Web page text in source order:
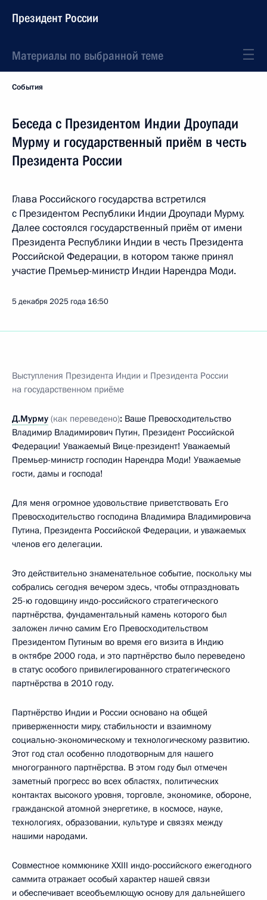
Президент России
Материалы по выбранной теме
События
Беседа с Президентом Индии Дроупади
Мурму и государственный приём в честь
Президента России
Глава Российского государства встретился
с Президентом Республики Индии Дроупади Мурму.
Далее состоялся государственный приём от имени
Президента Республики Индии в честь Президента
Российской Федерации, в котором также принял
участие Премьер-министр Индии Нарендра Моди.
5 декабря 2025 года 16:50
Выступления Президента Индии и Президента России
на государственном приёме
Д.Мурму (как переведено): Ваше Превосходительство
Владимир Владимирович Путин, Президент Российской
Федерации! Уважаемый Вице-президент! Уважаемый
Премьер-министр господин Нарендра Моди! Уважаемые
гости, дамы и господа!
Для меня огромное удовольствие приветствовать Его
Превосходительство господина Владимира Владимировича
Путина, Президента Российской Федерации, и уважаемых
членов его делегации.
Это действительно знаменательное событие, поскольку мы
собрались сегодня вечером здесь, чтобы отпраздновать
25-ю годовщину индо-российского стратегического
партнёрства, фундаментальный камень которого был
заложен лично самим Его Превосходительством
Президентом Путиным во время его визита в Индию
в октябре 2000 года, и это партнёрство было переведено
в статус особого привилегированного стратегического
партнёрства в 2010 году.
Партнёрство Индии и России основано на общей
приверженности миру, стабильности и взаимному
социально-экономическому и технологическому развитию.
Этот год стал особенно плодотворным для нашего
многогранного партнёрства. В этом году был отмечен
заметный прогресс во всех областях, политических
контактах высокого уровня, торговле, экономике, обороне,
гражданской атомной энергетике, в космосе, науке,
технологиях, образовании, культуре и связях между
нашими народами.
Совместное коммюнике XXIII индо-российского ежегодного
саммита отражает особый характер нашей связи
и обеспечивает всеобъемлющую основу для дальнейшего